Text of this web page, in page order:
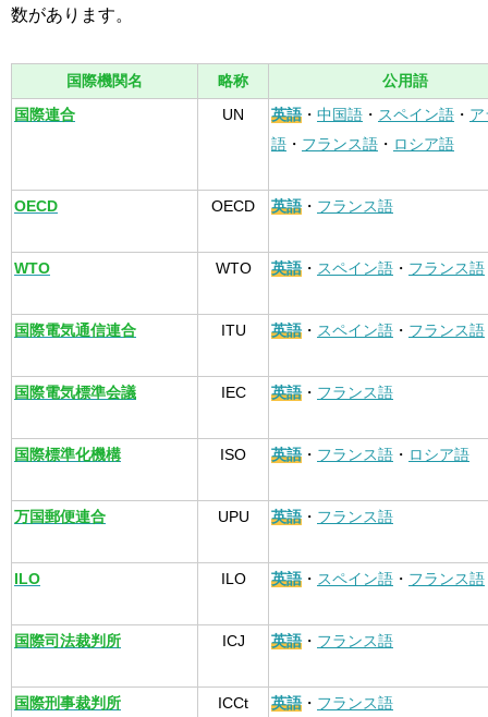
数があります。
国際機関名 略称 公用語
国際連合 UN 英語 ・ 中国語 ・ スペイン語 ・
語 ・ フランス語 ・ ロシア語
OECD OECD 英語 ・ フランス語
WTO WTO 英語 ・ スペイン語 ・ フランス語
国際電気通信連合 ITU 英語 ・ スペイン語 ・ フランス語
国際電気標準会議 IEC 英語 ・ フランス語
国際標準化機構 ISO 英語 ・ フランス語 ・ ロシア語
万国郵便連合 UPU 英語 ・ フランス語
ILO ILO 英語 ・ スペイン語 ・ フランス語
国際司法裁判所 ICJ 英語 ・ フランス語
国際刑事裁判所 ICCt 英語 ・ フランス語